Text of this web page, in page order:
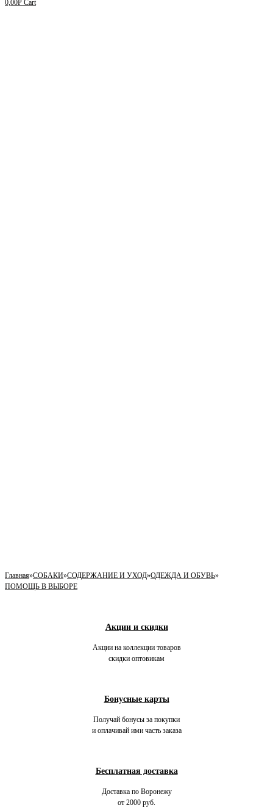
0,00Р Cart
Главная»СОБАКИ»СОДЕРЖАНИЕ И УХОД»ОДЕЖДА И ОБУВЬ»
ПОМОЩЬ В ВЫБОРЕ
Акции и скидки
Акции на коллекции товаров
скидки оптовикам
Бонусные карты
Получай бонусы за покупки
и оплачивай ими часть заказа
Бесплатная доставка
Доставка по Воронежу
от 2000 руб.